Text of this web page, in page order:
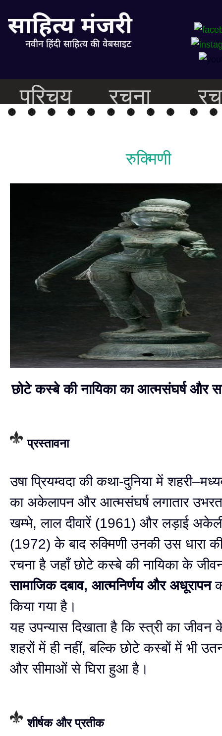
परिचय रचना
रुक्मिणी
छोटे कस्बे की नायिका का आत्मसंघर्ष और
प्रस्तावना
उषा प्रियम्वदा की कथा-दुनिया में
का अकेलापन और आत्मसंघर्ष लगातार
खम्भे, लाल दीवारें (1961) और लड़ाई अकेली
(1972) के बाद रुक्मिणी उनकी उस धारा की
रचना है जहाँ छोटे कस्बे की नायिका के
सामाजिक दबाव, आत्मनिर्णय और अधूरापन
किया गया है।
यह उपन्यास दिखाता है कि स्त्री का
शहरों में ही नहीं, बल्कि छोटे कस्बों में भी
और सीमाओं से घिरा हुआ है।
शीर्षक और प्रतीक